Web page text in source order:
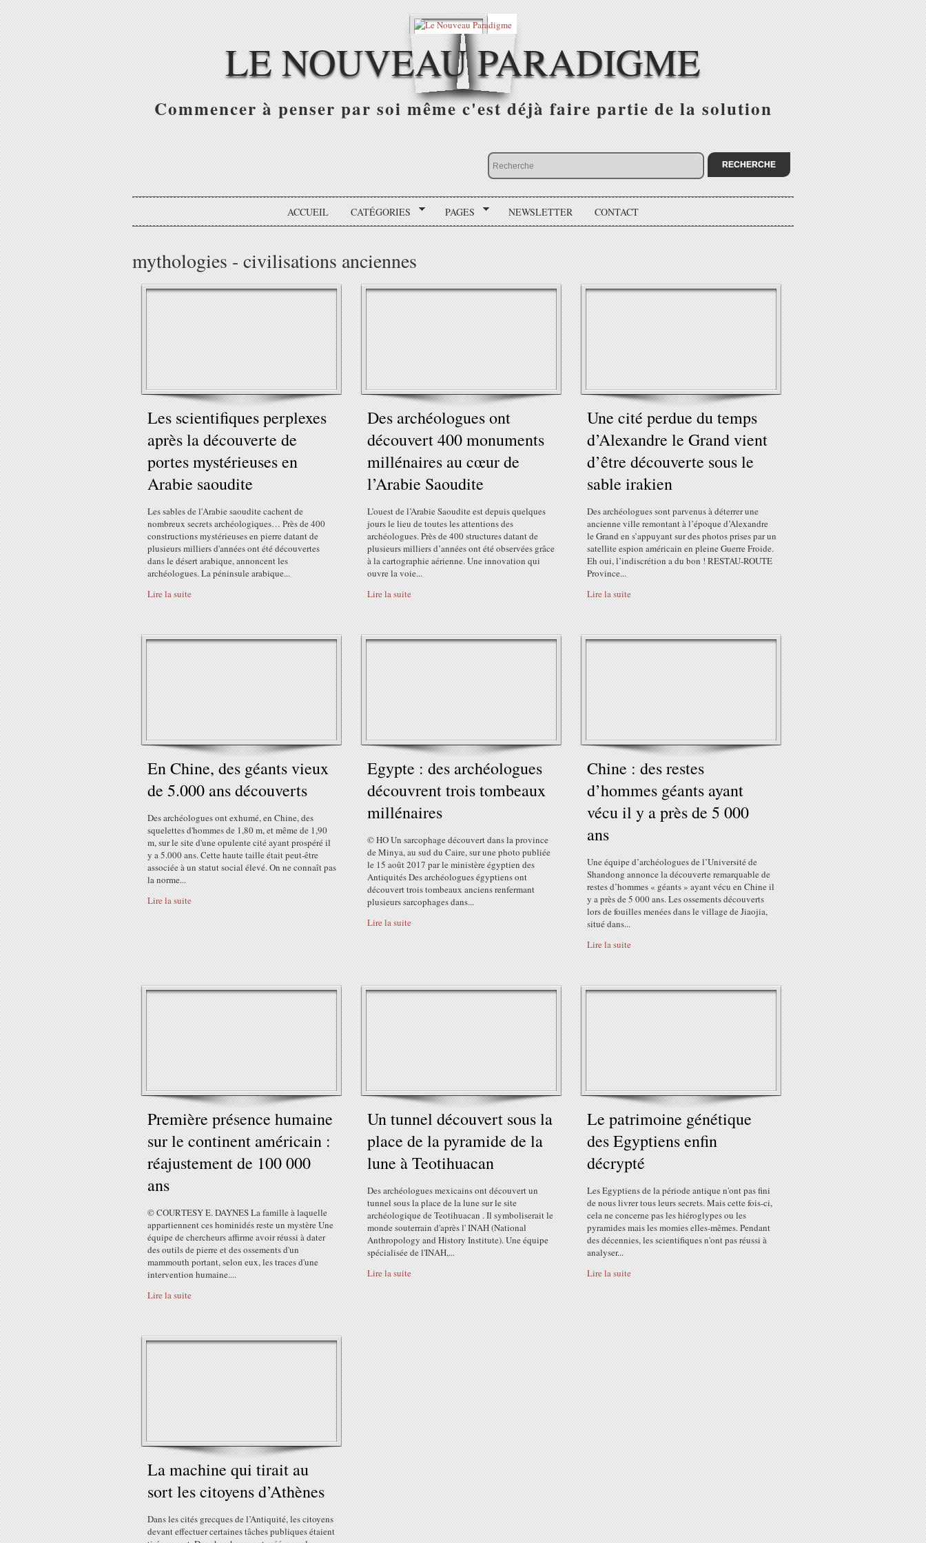
LE NOUVEAU PARADIGME
Commencer à penser par soi même c'est déjà faire partie de la solution
ACCUEIL CATÉGORIES PAGES NEWSLETTER CONTACT
mythologies - civilisations anciennes
Les scientifiques perplexes
après la découverte de
portes mystérieuses en
Arabie saoudite
Les sables de l'Arabie saoudite cachent de
nombreux secrets archéologiques… Près de 400
constructions mystérieuses en pierre datant de
plusieurs milliers d'années ont été découvertes
dans le désert arabique, annoncent les
archéologues. La péninsule arabique...
Lire la suite
Des archéologues ont
découvert 400 monuments
millénaires au cœur de
l’Arabie Saoudite
L’ouest de l’Arabie Saoudite est depuis quelques
jours le lieu de toutes les attentions des
archéologues. Près de 400 structures datant de
plusieurs milliers d’années ont été observées grâce
à la cartographie aérienne. Une innovation qui
ouvre la voie...
Lire la suite
Une cité perdue du temps
d’Alexandre le Grand vient
d’être découverte sous le
sable irakien
Des archéologues sont parvenus à déterrer une
ancienne ville remontant à l’époque d’Alexandre
le Grand en s’appuyant sur des photos prises par un
satellite espion américain en pleine Guerre Froide.
Eh oui, l’indiscrétion a du bon ! RESTAU-ROUTE
Province...
Lire la suite
En Chine, des géants vieux
de 5.000 ans découverts
Des archéologues ont exhumé, en Chine, des
squelettes d'hommes de 1,80 m, et même de 1,90
m, sur le site d'une opulente cité ayant prospéré il
y a 5.000 ans. Cette haute taille était peut-être
associée à un statut social élevé. On ne connaît pas
la norme...
Lire la suite
Egypte : des archéologues
découvrent trois tombeaux
millénaires
© HO Un sarcophage découvert dans la province
de Minya, au sud du Caire, sur une photo publiée
le 15 août 2017 par le ministère égyptien des
Antiquités Des archéologues égyptiens ont
découvert trois tombeaux anciens renfermant
plusieurs sarcophages dans...
Lire la suite
Chine : des restes
d’hommes géants ayant
vécu il y a près de 5 000
ans
Une équipe d’archéologues de l’Université de
Shandong annonce la découverte remarquable de
restes d’hommes « géants » ayant vécu en Chine il
y a près de 5 000 ans. Les ossements découverts
lors de fouilles menées dans le village de Jiaojia,
situé dans...
Lire la suite
Première présence humaine
sur le continent américain :
réajustement de 100 000
ans
© COURTESY E. DAYNES La famille à laquelle
appartiennent ces hominidés reste un mystère Une
équipe de chercheurs affirme avoir réussi à dater
des outils de pierre et des ossements d'un
mammouth portant, selon eux, les traces d'une
intervention humaine....
Lire la suite
Un tunnel découvert sous la
place de la pyramide de la
lune à Teotihuacan
Des archéologues mexicains ont découvert un
tunnel sous la place de la lune sur le site
archéologique de Teotihuacan . Il symboliserait le
monde souterrain d'après l' INAH (National
Anthropology and History Institute). Une équipe
spécialisée de l'INAH,...
Lire la suite
Le patrimoine génétique
des Egyptiens enfin
décrypté
Les Egyptiens de la période antique n'ont pas fini
de nous livrer tous leurs secrets. Mais cette fois-ci,
cela ne concerne pas les hiéroglypes ou les
pyramides mais les momies elles-mêmes. Pendant
des décennies, les scientifiques n'ont pas réussi à
analyser...
Lire la suite
La machine qui tirait au
sort les citoyens d’Athènes
Dans les cités grecques de l’Antiquité, les citoyens
devant effectuer certaines tâches publiques étaient